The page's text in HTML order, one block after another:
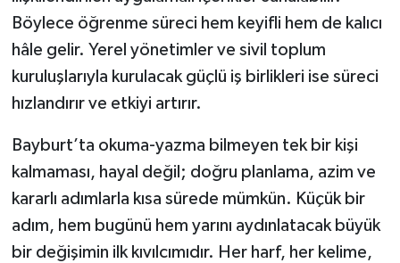
Böylece öğrenme süreci hem keyifli hem de kalıcı
hâle gelir. Yerel yönetimler ve sivil toplum
kuruluşlarıyla kurulacak güçlü iş birlikleri ise süreci
hızlandırır ve etkiyi artırır.
Bayburt’ta okuma-yazma bilmeyen tek bir kişi
kalmaması, hayal değil; doğru planlama, azim ve
kararlı adımlarla kısa sürede mümkün. Küçük bir
adım, hem bugünü hem yarını aydınlatacak büyük
bir değişimin ilk kıvılcımıdır. Her harf, her kelime,